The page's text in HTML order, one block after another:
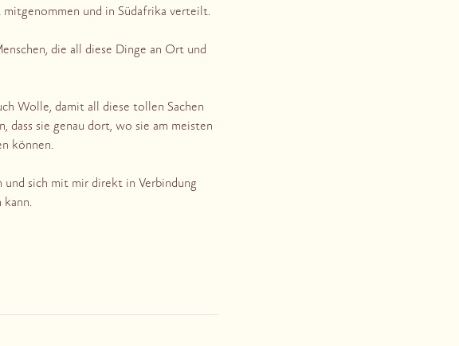
und in Südafrika verteilt.
die all diese Dinge an Ort und
Wolle, damit all diese tollen Sachen
dass sie genau dort, wo sie am meisten
können.
und sich mit mir direkt in Verbindung